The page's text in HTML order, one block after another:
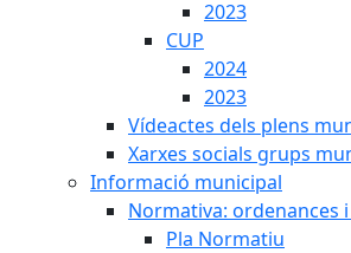
2023
CUP
2024
2023
Vídeactes dels plens
Xarxes socials grups
Informació municipal
Normativa: ordenances
Pla Normatiu